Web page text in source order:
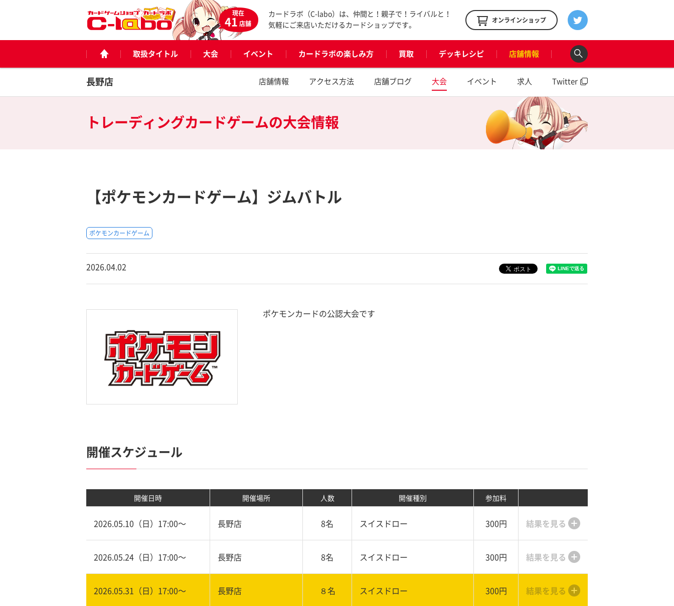
現在
41店舗
カードラボ（C-labo）は、仲間と！親子で！ライバルと！
気軽にご来店いただけるカードショップです。
オンラインショップ
取扱タイトル 大会 イベント カードラボの楽しみ方 買取 デッキレシピ 店舗情報
長野店 店舗情報 アクセス方法 店舗ブログ 大会 イベント 求人 Twitter
トレーディングカードゲームの大会情報
【ポケモンカードゲーム】ジムバトル
ポケモンカードゲーム
2026.04.02
ポケモンカードの公認大会です
開催スケジュール
開催日時 開催場所 人数 開催種別 参加料
2026.05.10（日）17:00〜 長野店 8名 スイスドロー 300円 結果を見る
2026.05.24（日）17:00〜 長野店 8名 スイスドロー 300円 結果を見る
2026.05.31（日）17:00〜 長野店 ８名 スイスドロー 300円 結果を見る